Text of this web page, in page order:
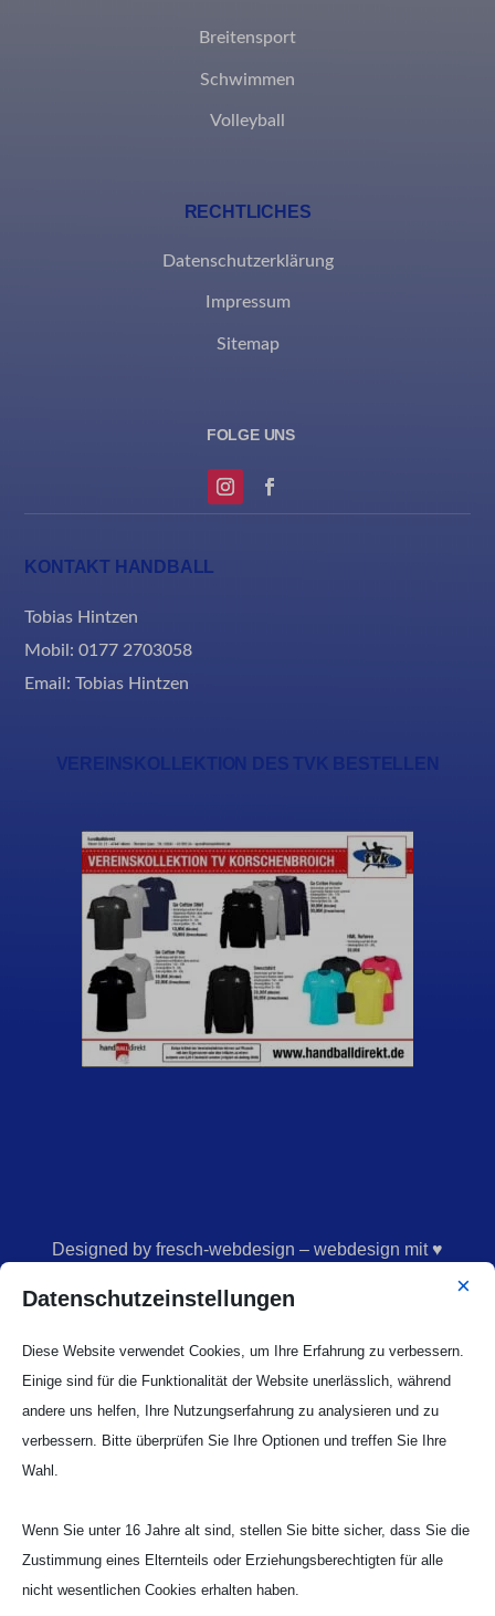
Breitensport
Schwimmen
Volleyball
RECHTLICHES
Datenschutzerklärung
Impressum
Sitemap
KONTAKT HANDBALL
Tobias Hintzen
Mobil: 0177 2703058
Email: Tobias Hintzen
VEREINSKOLLEKTION DES TVK BESTELLEN
Designed by fresch-webdesign – webdesign mit ♥
Copyright © 2026 TV Korschenbroich 1900 e.V.
Datenschutzeinstellungen ×
Diese Website verwendet Cookies, um Ihre Erfahrung zu verbessern.
Einige sind für die Funktionalität der Website unerlässlich, während
andere uns helfen, Ihre Nutzungserfahrung zu analysieren und zu
verbessern. Bitte überprüfen Sie Ihre Optionen und treffen Sie Ihre
Wahl.
Wenn Sie unter 16 Jahre alt sind, stellen Sie bitte sicher, dass Sie die
Zustimmung eines Elternteils oder Erziehungsberechtigten für alle
nicht wesentlichen Cookies erhalten haben.